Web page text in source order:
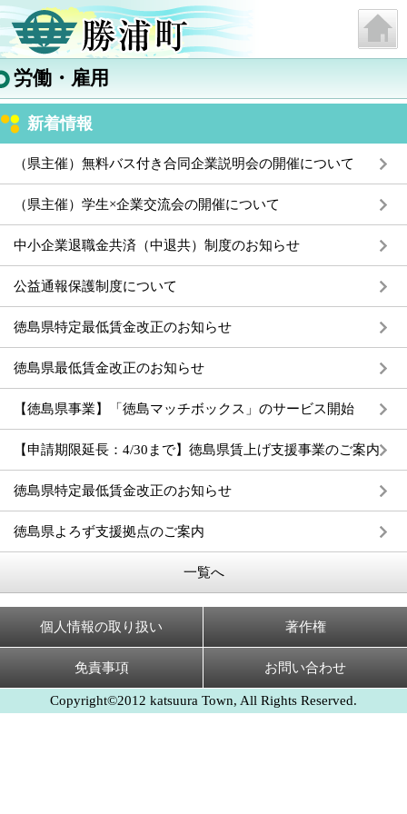
労働・雇用
新着情報
（県主催）無料バス付き合同企業説明会の開催について
（県主催）学生×企業交流会の開催について
中小企業退職金共済（中退共）制度のお知らせ
公益通報保護制度について
徳島県特定最低賃金改正のお知らせ
徳島県最低賃金改正のお知らせ
【徳島県事業】「徳島マッチボックス」のサービス開始
【申請期限延長：4/30まで】徳島県賃上げ支援事業のご案内
徳島県特定最低賃金改正のお知らせ
徳島県よろず支援拠点のご案内
一覧へ
個人情報の取り扱い 著作権
免責事項 お問い合わせ
Copyright©2012 katsuura Town, All Rights Reserved.